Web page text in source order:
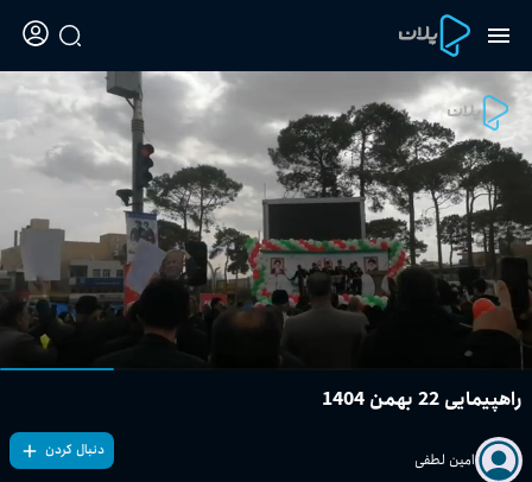
راهپیمایی 22 بهمن 1404
امین لطفی دنبال کردن